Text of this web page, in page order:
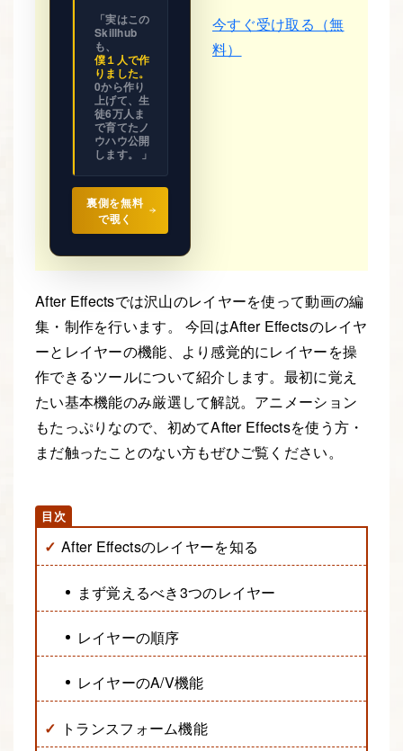
ビジネス
の設計図
全て見せ
「実はこの
Skillhub
も、
僕１人で作
りました。
0から作り
上げて、生
徒6万人ま
で育てたノ
ウハウ公開
します。 」
裏側を無料
で覗く
今すぐ受け取る（無
料）
After Effectsでは沢山のレイヤーを使って動画の編
集・制作を行います。 今回はAfter Effectsのレイヤ
ーとレイヤーの機能、より感覚的にレイヤーを操
作できるツールについて紹介します。最初に覚え
たい基本機能のみ厳選して解説。アニメーション
もたっぷりなので、初めてAfter Effectsを使う方・
まだ触ったことのない方もぜひご覧ください。
After Effectsのレイヤーを知る
まず覚えるべき3つのレイヤー
レイヤーの順序
レイヤーのA/V機能
トランスフォーム機能